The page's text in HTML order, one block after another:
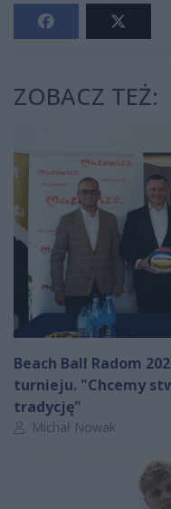
ZOBACZ TEŻ:
Beach Ball Radom
turnieju. "Chcemy
tradycję"
Autor artykułu:
Michał Nowak